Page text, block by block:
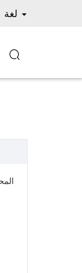
لغة
